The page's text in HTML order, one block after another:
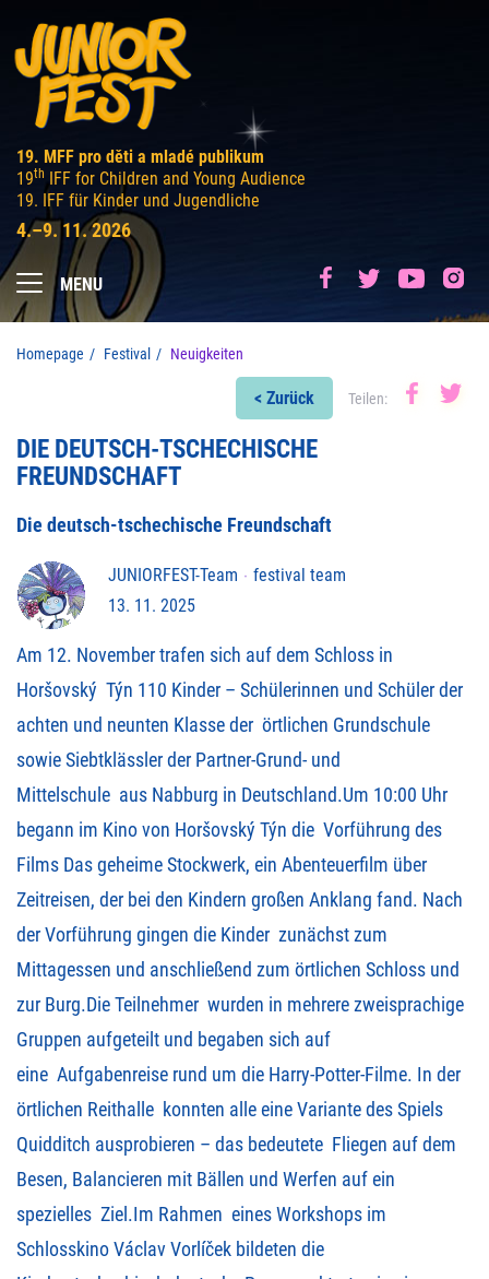
19. MFF pro děti a mladé publikum
19th IFF for Children and Young Audience
19. IFF für Kinder und Jugendliche
4.–9. 11. 2026
MENU
Homepage Festival Neuigkeiten
< Zurück Teilen:
DIE DEUTSCH-TSCHECHISCHE
FREUNDSCHAFT
Die deutsch-tschechische Freundschaft
JUNIORFEST-Team
festival team
13. 11. 2025
Am 12. November trafen sich auf dem Schloss in
Horšovský Týn 110 Kinder – Schülerinnen und Schüler der
achten und neunten Klasse der örtlichen Grundschule
sowie Siebtklässler der Partner-Grund- und
Mittelschule aus Nabburg in Deutschland.Um 10:00 Uhr
begann im Kino von Horšovský Týn die Vorführung des
Films Das geheime Stockwerk, ein Abenteuerfilm über
Zeitreisen, der bei den Kindern großen Anklang fand. Nach
der Vorführung gingen die Kinder zunächst zum
Mittagessen und anschließend zum örtlichen Schloss und
zur Burg.Die Teilnehmer wurden in mehrere zweisprachige
Gruppen aufgeteilt und begaben sich auf
eine Aufgabenreise rund um die Harry-Potter-Filme. In der
örtlichen Reithalle konnten alle eine Variante des Spiels
Quidditch ausprobieren – das bedeutete Fliegen auf dem
Besen, Balancieren mit Bällen und Werfen auf ein
spezielles Ziel.Im Rahmen eines Workshops im
Schlosskino Václav Vorlíček bildeten die